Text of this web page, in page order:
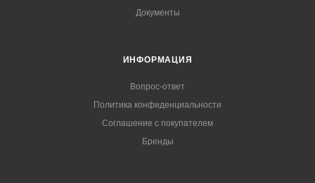
Документы
ИНФОРМАЦИЯ
Вопрос-ответ
Политика конфиденциальности
Соглашение с покупателем
Бренды